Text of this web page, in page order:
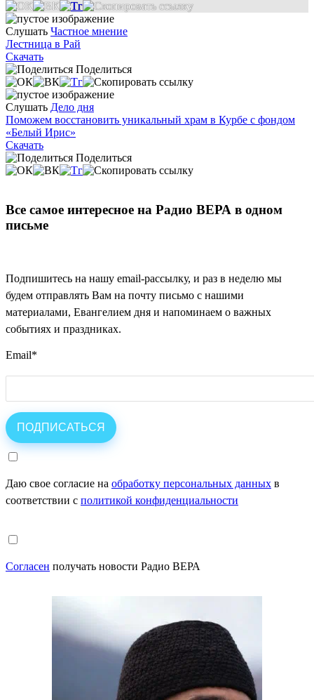
Слушать Частное мнение
Лестница в Рай
Скачать
Поделиться
Слушать Дело дня
Поможем восстановить уникальный храм в Курбе с фондом
«Белый Ирис»
Скачать
Поделиться
Все самое интересное на Радио ВЕРА в одном
письме
Подпишитесь на нашу email-рассылку, и раз в неделю мы
будем отправлять Вам на почту письмо с нашими
материалами, Евангелием дня и напоминаем о важных
событиях и праздниках.
Email*
Даю свое согласие на обработку персональных данных в
соответствии с политикой конфиденциальности
Согласен получать новости Радио ВЕРА